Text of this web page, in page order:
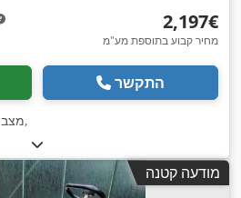
‏2,197 ‏€
מחיר קבוע בתוספת מע"מ
התקשר
,
מודעה קטנה